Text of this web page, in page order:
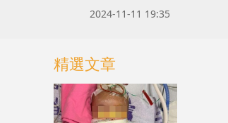
2024-11-11 19:35
精選文章